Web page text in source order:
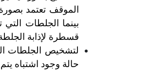
الموقف تعتمد
بينما الجلطات
قسطرة لإذابة
لتشخيص الجلطات
حالة وجود اشتباه